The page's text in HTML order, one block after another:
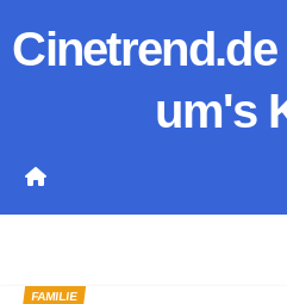
Inhalt
um's
FAMILIE